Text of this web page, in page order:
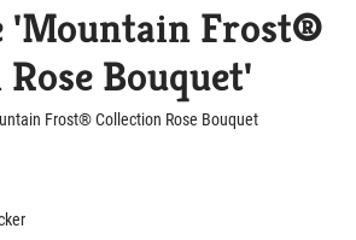
'Mountain Frost®
Bouquet'
Frost® Collection Rose Bouquet